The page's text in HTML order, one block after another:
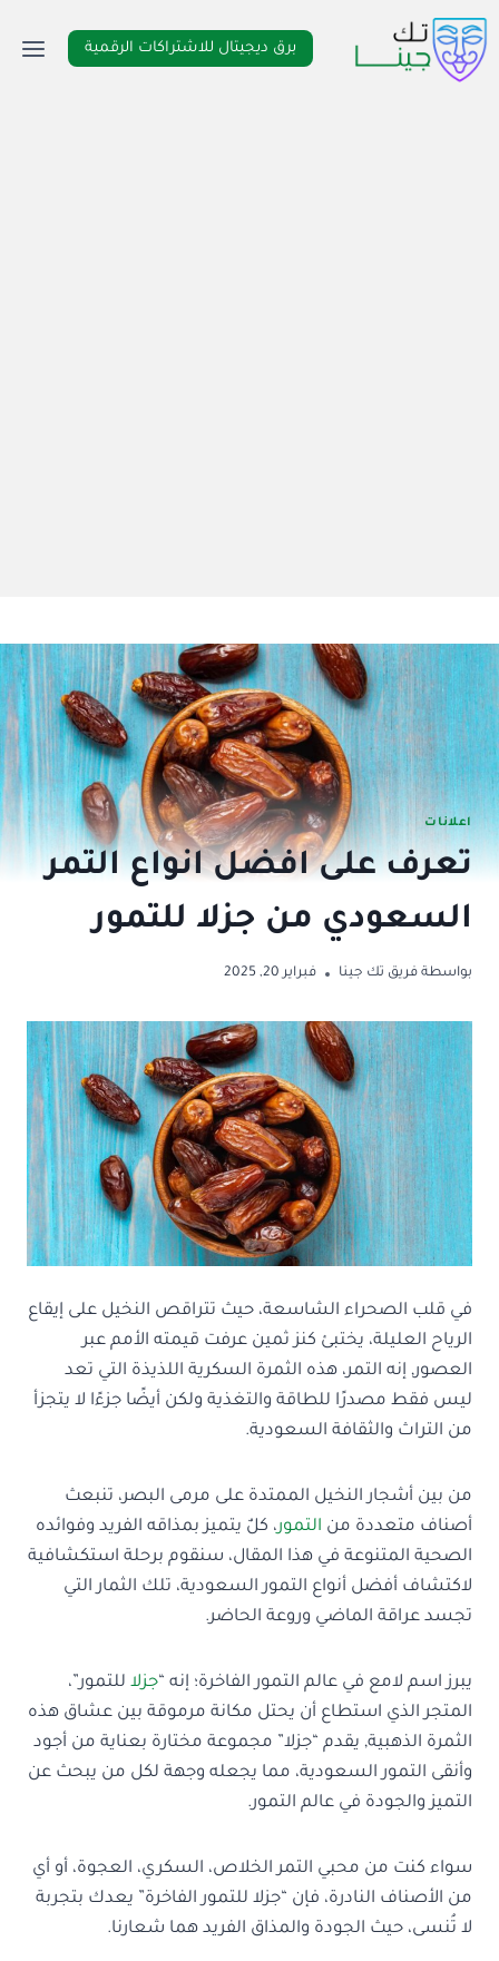
التجاوز
إلى
المحتوى
برق ديجيتال للاشتراكات الرقمية
اعلانات
تعرف على افضل انواع التمر
السعودي من جزلا للتمور
بواسطة فريق تك جينا فبراير 20, 2025
في قلب الصحراء الشاسعة، حيث تتراقص النخيل على إيقاع
الرياح العليلة، يختبئ كنز ثمين عرفت قيمته الأمم عبر
العصور, إنه التمر، هذه الثمرة السكرية اللذيذة التي تعد
ليس فقط مصدرًا للطاقة والتغذية ولكن أيضًا جزءًا لا يتجزأ
من التراث والثقافة السعودية.
من بين أشجار النخيل الممتدة على مرمى البصر، تنبعث
أصناف متعددة من التمور، كلٌ يتميز بمذاقه الفريد وفوائده
الصحية المتنوعة في هذا المقال، سنقوم برحلة استكشافية
لاكتشاف أفضل أنواع التمور السعودية، تلك الثمار التي
تجسد عراقة الماضي وروعة الحاضر.
يبرز اسم لامع في عالم التمور الفاخرة؛ إنه “جزلا للتمور”،
المتجر الذي استطاع أن يحتل مكانة مرموقة بين عشاق هذه
الثمرة الذهبية, يقدم “جزلا” مجموعة مختارة بعناية من أجود
وأنقى التمور السعودية، مما يجعله وجهة لكل من يبحث عن
التميز والجودة في عالم التمور.
سواء كنت من محبي التمر الخلاص، السكري، العجوة، أو أي
من الأصناف النادرة، فإن “جزلا للتمور الفاخرة” يعدك بتجربة
لا تُنسى، حيث الجودة والمذاق الفريد هما شعارنا.